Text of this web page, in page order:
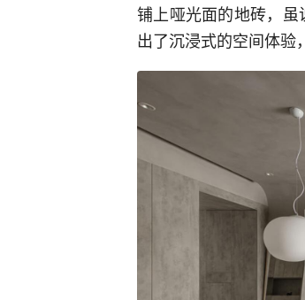
铺上哑光面的地砖，
出了沉浸式的空间体验